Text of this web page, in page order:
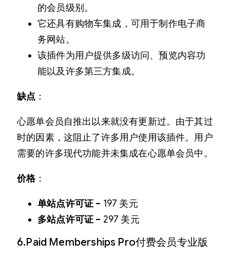
的会员级别。
它还具有购物车集成，可用于制作电子商
务网站。
该插件为用户提供多级访问、预览内容功
能以及许多第三方集成。
缺点 ：
心愿单会员自推出以来就没有更新过。由于其过
时的因素，这阻止了许多用户使用该插件。用户
需要的许多现代功能并未集成在心愿单会员中。
价格：
单站点许可证 – 197 美元
多站点许可证 – 297 美元
6.Paid Memberships Pro付费会员专业版